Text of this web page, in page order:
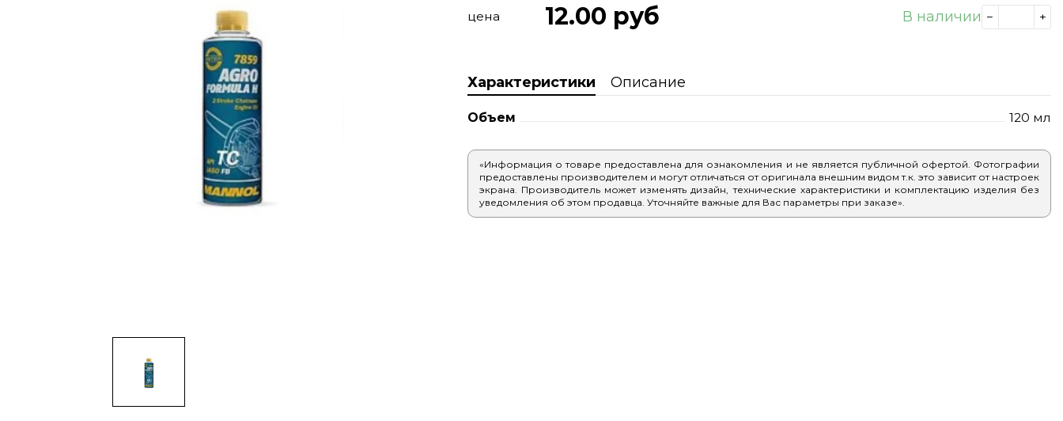
цена 12.00 руб В наличии
Характеристики Описание
Объем 120 мл
«Информация о товаре предоставлена для ознакомления и не является публичной офертой. Фотографии
предоставлены производителем и могут отличаться от оригинала внешним видом т.к. это зависит от настроек
экрана. Производитель может изменять дизайн, технические характеристики и комплектацию изделия без
уведомления об этом продавца. Уточняйте важные для Вас параметры при заказе».